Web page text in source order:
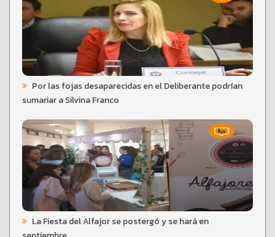
Por las fojas desaparecidas en el Deliberante podrían
sumariar a Silvina Franco
La Fiesta del Alfajor se postergó y se hará en